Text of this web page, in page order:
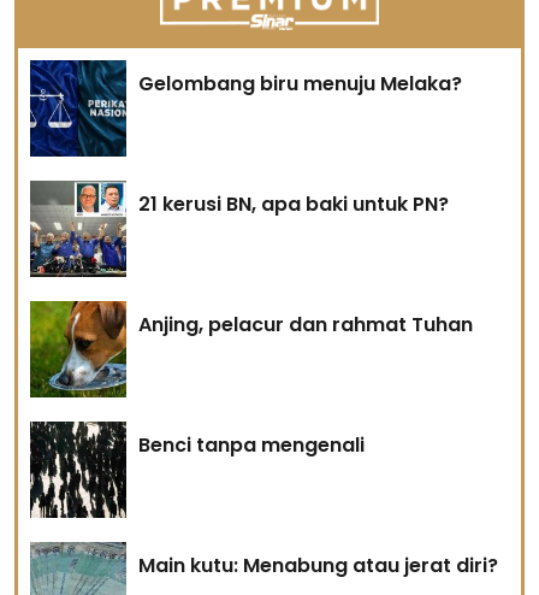
Gelombang biru menuju Melaka?
21 kerusi BN, apa baki untuk PN?
Anjing, pelacur dan rahmat Tuhan
Benci tanpa mengenali
Main kutu: Menabung atau jerat diri?